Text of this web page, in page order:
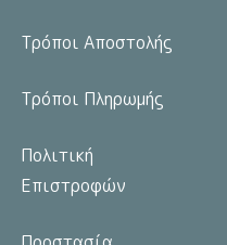
Τρόποι Αποστολής
Τρόποι Πληρωμής
Πολιτική
Επιστροφών